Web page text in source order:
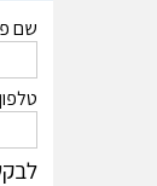
שם
טלפון